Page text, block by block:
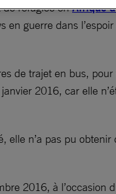
de réfugiée enAfrique
guerre dans
de trajet en bus,
2016, car elle
elle n’a pas pu
2016, à